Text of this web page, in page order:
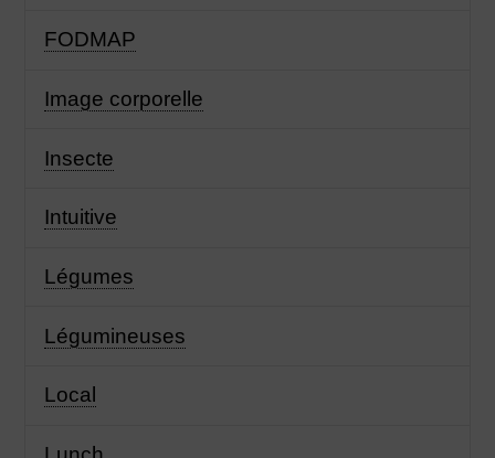
FODMAP
Image corporelle
Insecte
Intuitive
Légumes
Légumineuses
Local